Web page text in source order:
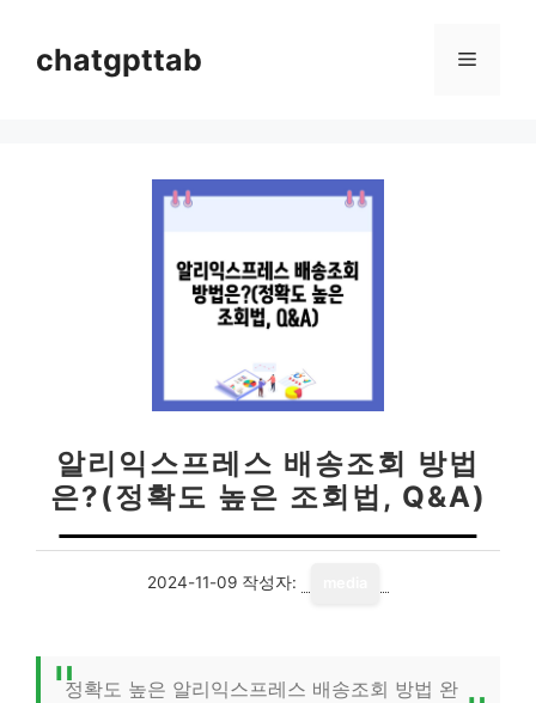
chatgpttab 메
알리익스프레스 배송조회 방법
은?(정확도 높은 조회법, Q&A)
2024-11-09 작성자:
정확도 높은 알리익스프레스 배송조회 방법 완